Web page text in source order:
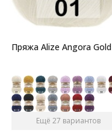
Пряжа Alize Angora Gold
Ещё 27 вариантов